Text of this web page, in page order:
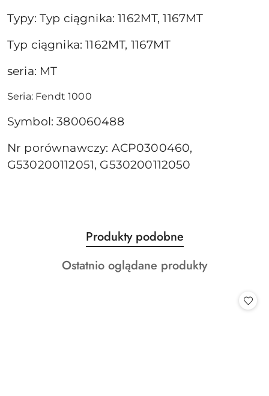
Typy: Typ ciągnika: 1162MT, 1167MT
Typ ciągnika: 1162MT, 1167MT
seria: MT
Seria: Fendt 1000
Symbol: 380060488
Nr porównawczy: ACP0300460,
G530200112051, G530200112050
Pomiń karuzelę produktów
Produkty
o
statusie:
Produkty podobne
Produkty
Ostatnio oglądane produkty